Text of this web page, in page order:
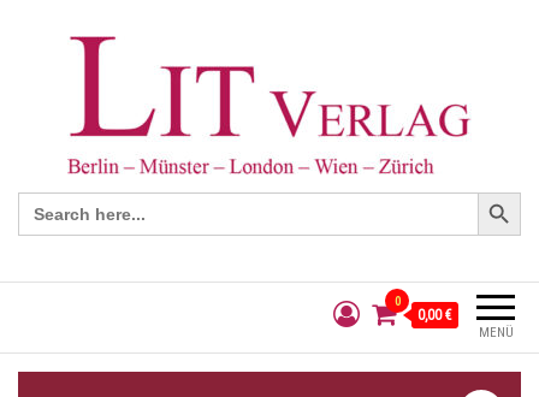
Search
for:
Search Button
MENÜ
0
0,00 €